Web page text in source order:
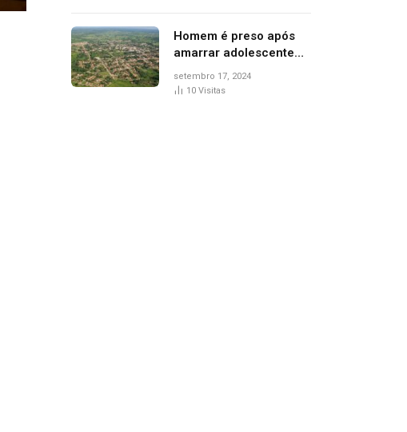
Homem é preso após
amarrar adolescente
suspeito de furto em
estaca de cerca e
setembro 17, 2024
10 Visitas